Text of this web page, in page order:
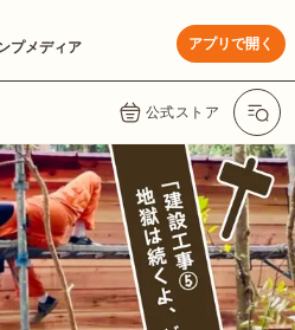
プメディア アプリで開く
公式ストア